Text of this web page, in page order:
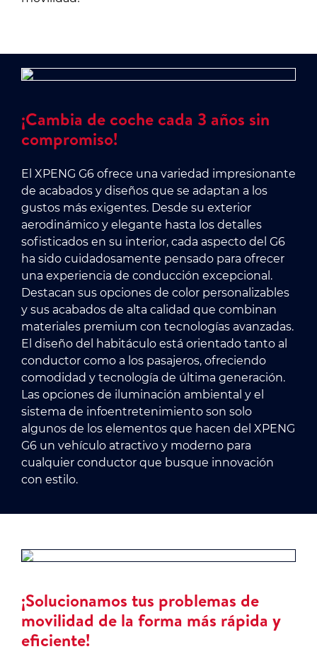
¡Cambia de coche cada 3 años sin
compromiso!
El XPENG G6 ofrece una variedad impresionante
de acabados y diseños que se adaptan a los
gustos más exigentes. Desde su exterior
aerodinámico y elegante hasta los detalles
sofisticados en su interior, cada aspecto del G6
ha sido cuidadosamente pensado para ofrecer
una experiencia de conducción excepcional.
Destacan sus opciones de color personalizables
y sus acabados de alta calidad que combinan
materiales premium con tecnologías avanzadas.
El diseño del habitáculo está orientado tanto al
conductor como a los pasajeros, ofreciendo
comodidad y tecnología de última generación.
Las opciones de iluminación ambiental y el
sistema de infoentretenimiento son solo
algunos de los elementos que hacen del XPENG
G6 un vehículo atractivo y moderno para
cualquier conductor que busque innovación
con estilo.
¡Solucionamos tus problemas de
movilidad de la forma más rápida y
eficiente!